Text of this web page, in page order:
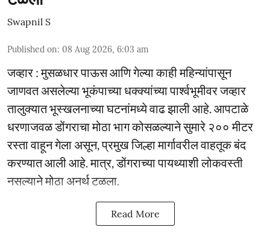
Swapnil S
Published on: 08 Aug 2026, 6:03 am
जव्हार : मुसळधार पाऊस आणि गेल्या काही महिन्यांपासून
जाणवत असलेल्या भूकंपाच्या धक्क्यांच्या पार्श्वभूमीवर जव्हार
तालुक्यात भूस्खलनाच्या घटनांमध्ये वाढ झाली आहे. आपटाळे
धरणाजवळ डोंगराचा मोठा भाग कोसळल्याने सुमारे २०० मीटर
रस्ता वाहून गेला असून, प्रमुख जिल्हा मार्गावरील वाहतूक बंद
करण्यात आली आहे. मात्र, डोंगराच्या पायथ्याशी लोकवस्ती
नसल्याने मोठा अनर्थ टळला.
Read More